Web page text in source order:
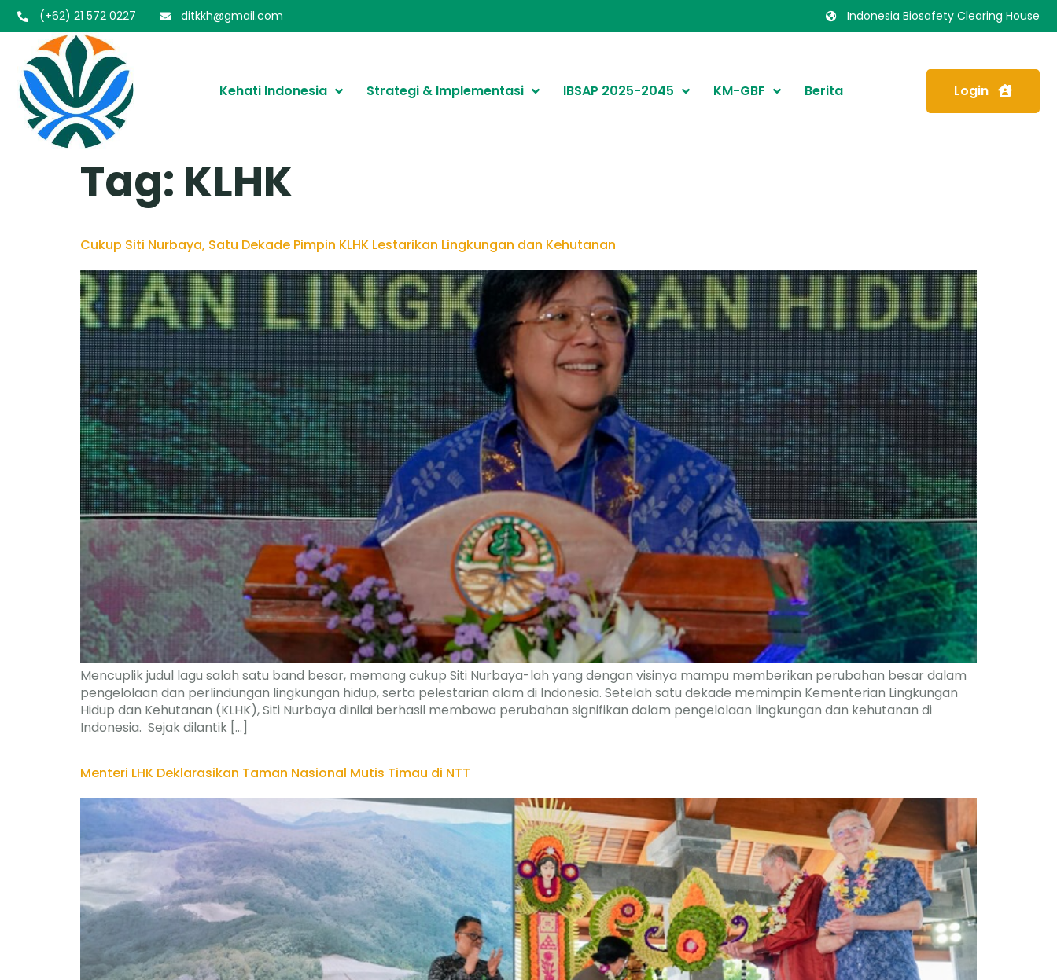
(+62) 21 572 0227 ditkkh@gmail.com Indonesia Biosafety Clearing House
Kehati Indonesia Strategi & Implementasi IBSAP 2025-2045 KM-GBF Berita Login
Tag: KLHK
Cukup Siti Nurbaya, Satu Dekade Pimpin KLHK Lestarikan Lingkungan dan Kehutanan
Mencuplik judul lagu salah satu band besar, memang cukup Siti Nurbaya-lah yang dengan visinya mampu memberikan perubahan besar dalam
pengelolaan dan perlindungan lingkungan hidup, serta pelestarian alam di Indonesia. Setelah satu dekade memimpin Kementerian Lingkungan
Hidup dan Kehutanan (KLHK), Siti Nurbaya dinilai berhasil membawa perubahan signifikan dalam pengelolaan lingkungan dan kehutanan di
Indonesia. Sejak dilantik […]
Menteri LHK Deklarasikan Taman Nasional Mutis Timau di NTT